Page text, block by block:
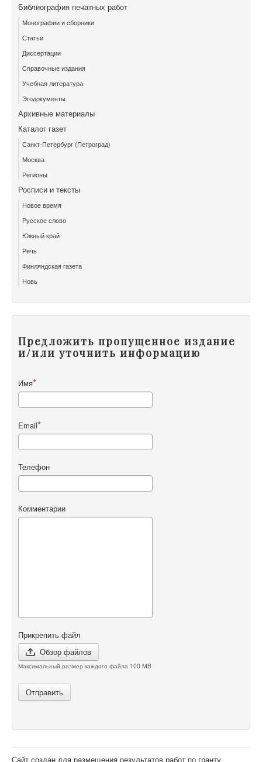
Библиография печатных работ
Монографии и сборники
Статьи
Диссертации
Справочные издания
Учебная литература
Эгодокументы
Архивные материалы
Каталог газет
Санкт-Петербург (Петроград)
Москва
Регионы
Росписи и тексты
Новое время
Русское слово
Южный край
Речь
Финляндская газета
Новь
Предложить пропущенное издание
и/или уточнить информацию
Имя
Email
Телефон
Комментарии
Прикрепить файл
Обзор файлов
Максимальный размер каждого файла 100 MB
Отправить
Сайт создан для размещения результатов работ по гранту